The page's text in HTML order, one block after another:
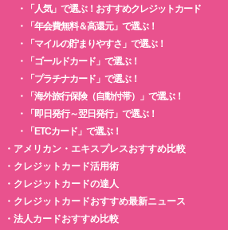
・
「人気」で選ぶ！おすすめクレジットカード
・
「年会費無料＆高還元」で選ぶ！
・
「マイルの貯まりやすさ」で選ぶ！
・
「ゴールドカード」で選ぶ！
・
「プラチナカード」で選ぶ！
・
「海外旅行保険（自動付帯）」で選ぶ！
・
「即日発行～翌日発行」で選ぶ！
・
「ETCカード」で選ぶ！
・ アメリカン・エキスプレスおすすめ比較
・ クレジットカード活用術
・ クレジットカードの達人
・ クレジットカードおすすめ最新ニュース
・ 法人カードおすすめ比較